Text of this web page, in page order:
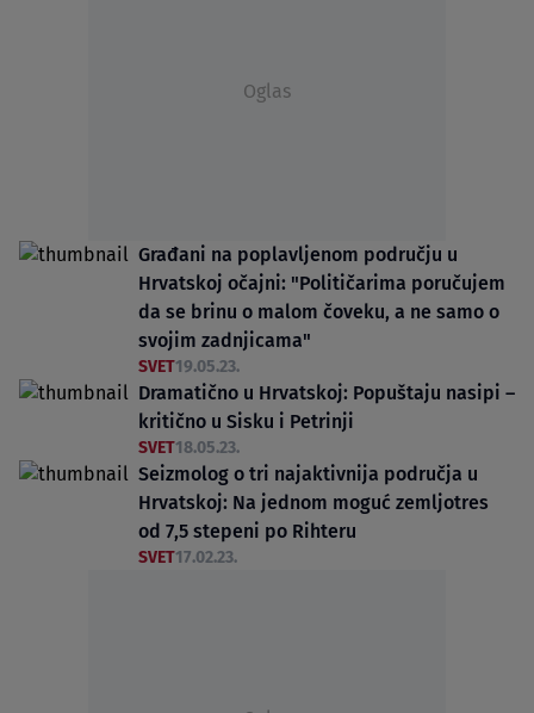
Oglas
Građani na poplavljenom području u
Hrvatskoj očajni: "Političarima poručujem
da se brinu o malom čoveku, a ne samo o
svojim zadnjicama"
SVET19.05.23.
Dramatično u Hrvatskoj: Popuštaju nasipi –
kritično u Sisku i Petrinji
SVET18.05.23.
Seizmolog o tri najaktivnija područja u
Hrvatskoj: Na jednom moguć zemljotres
od 7,5 stepeni po Rihteru
SVET17.02.23.